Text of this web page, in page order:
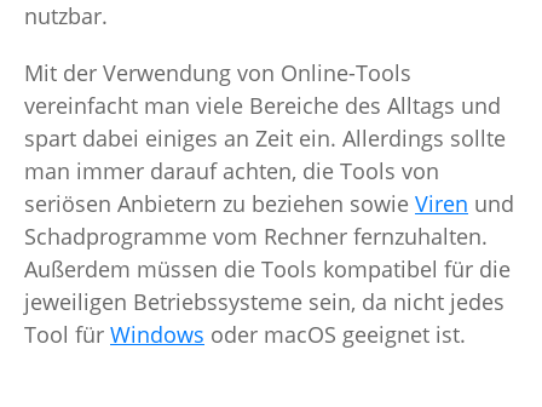
nutzbar.
Mit der Verwendung von Online-Tools
vereinfacht man viele Bereiche des Alltags und
spart dabei einiges an Zeit ein. Allerdings sollte
man immer darauf achten, die Tools von
seriösen Anbietern zu beziehen sowie Viren und
Schadprogramme vom Rechner fernzuhalten.
Außerdem müssen die Tools kompatibel für die
jeweiligen Betriebssysteme sein, da nicht jedes
Tool für Windows oder macOS geeignet ist.